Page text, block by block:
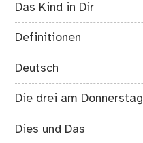
Das Kind in Dir
Definitionen
Deutsch
Die drei am Donnerstag
Dies und Das